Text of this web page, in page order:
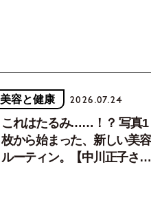
美容と健康 2026.07.24
これはたるみ……！？ 写真1
枚から始まった、新しい美容
ルーティン。【中川正子さん